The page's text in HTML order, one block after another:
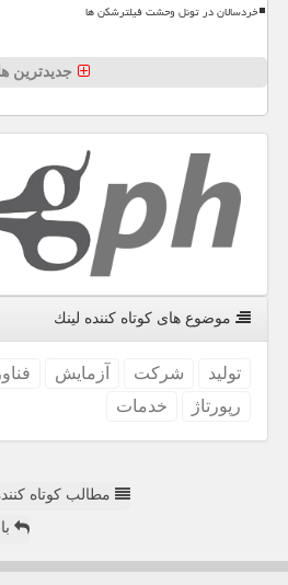
خردسالان در تونل وحشت فیلترشکن ها
جدیدترین
موضوع های كوتاه كننده لینك
تولید شركت آزمایش
رپورتاژ
خدمات
مطالب کوتاه